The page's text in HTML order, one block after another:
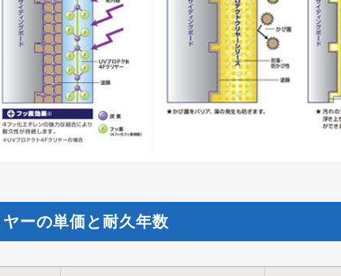
ーの単価と耐久年数